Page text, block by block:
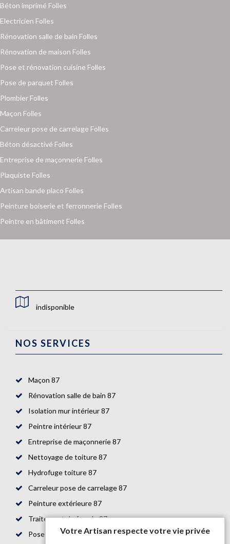
Béton imprimé Folles
Electricien Folles
Rénovation salle de bain Folles
Rénovation de maison Folles
Pose et rénovation cuisine Folles
Pose de parquet Folles
Plombier Folles
Maçon Folles
Carreleur pose de carrelage Folles
Béton désactivé Folles
Entreprise de maçonnerie Folles
Plaquiste Folles
Artisan bande placo Folles
Peinture boiserie et ferronnerie Folles
Peintre en bâtiment Folles
indisponible
NOS SERVICES
Maçon 87
Rénovation salle de bain 87
Isolation mur intérieur 87
Peintre intérieur 87
Entreprise de maçonnerie 87
Nettoyage de toiture 87
Hydrofuge toiture 87
Carreleur pose de carrelage 87
Peinture extérieure 87
Traitement de façade 87
Pose de parquet 87Votre Artisan respecte votre vie privée